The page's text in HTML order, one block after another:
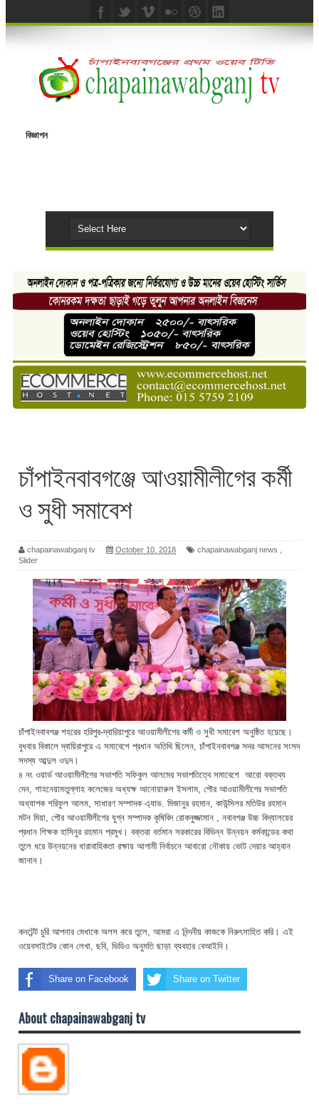
বিজ্ঞাপন
চাঁপাইনবাবগঞ্জে আওয়ামীলীগের কর্মী
ও সুধী সমাবেশ
chapainawabganj tv October 10, 2018 chapainawabganj news
Slider
চাঁপাইনবাবগঞ্জ শহরের হরিপুর-দ্বারিয়াপুরে আওয়ামীলীগের কর্মী ও সুধী সমাবেশ অনুষ্ঠিত হয়েছে।
বুধবার বিকালে দ্বায়িরাপুরে এ সমাবেশে প্রধান অতিথি ছিলেন, চাঁপাইনবাবগঞ্জ সদর আসনের সংসদ
সদস্য আব্দুল ওদুদ।
৪ নং ওয়ার্ড আওয়ামীলীগের সভাপতি সফিকুল আলমের সভাপতিত্বে সমাবেশে আরো বক্তব্য
দেন, শাহনেয়ামতুল্লাহ কলেজের অধ্যক্ষ আনোয়ারুল ইসলাম, পৌর আওয়ামীলীগের সভাপতি
অধ্যাপক শরিফুল আলম, সাধারণ সম্পাদক এ্যাড. মিজানুর রহমান, কাউন্সিলর মতিউর রহমান
মটন মিয়া, পৌর আওয়ামীলীগের যুগ্ন সম্পাদক কৃষিবিদ রোকনুজ্জামান , নবাবগঞ্জ উচ্চ বিদ্যালয়ের
প্রধান শিক্ষক হাসিনুর রহমান প্রমুখ। বক্তরা বর্তমান সরকারের বিভিন্ন উন্নয়ন কর্মকান্ডের কথা
তুলে ধরে উন্নয়নের ধারাবাহিকতা রক্ষায় আগামী নির্বাচনে আবারো নৌকায় ভোট দেয়ার আহ্বান
জানান।
কনটেন্ট চুরি আপনার মেধাকে অলস করে তুলে, আমরা এ নিন্দনীয় কাজকে নিরুৎসাহিত করি। এই
ওয়েবসাইটের কোন লেখা, ছবি, ভিডিও অনুমতি ছাড়া ব্যবহার বেআইনি।
Share on Facebook Share on Twitter
About chapainawabganj tv